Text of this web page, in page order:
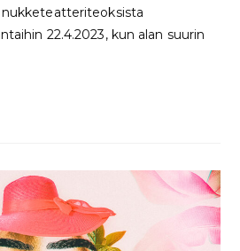
22.4.2023, kun alan suurin